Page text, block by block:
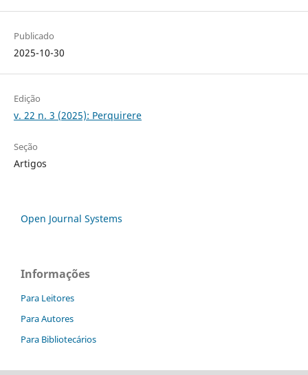
Publicado
2025-10-30
Edição
v. 22 n. 3 (2025): Perquirere
Seção
Artigos
Open Journal Systems
Informações
Para Leitores
Para Autores
Para Bibliotecários